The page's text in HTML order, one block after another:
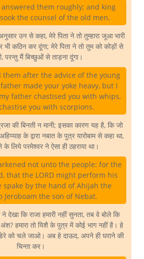
them roughly; and king
the counsel of the old men,
उन से कहा, मेरे पिता ने तो तुम्हारा जूआ भारी
कठिन कर दूंगा; मेरे पिता ने तो तुम को कोड़ों से
परन्तु मैं बिच्छुओं से ताड़ना दूंगा।
them after the advice of the young
made your yoke heavy, but I
father chastised you with whips,
you with scorpions.
की बिनती न मानी; इसका कारण यह है, कि जो
के द्वारा नबात के पुत्र यारोबाम से कहा था,
लिये परमेश्वर ने ऐसा ही ठहराया था।
not unto the people: for the
that the LORD might perform his
spake by the hand of Ahijah the
Jeroboam the son of Nebat.
देखा कि राजा हमारी नहीं सुनता, तब वे बोले कि
हमारा तो यिशै के पुत्र में कोई भाग नहीं है। हे
को चले जाओ। अब हे दाऊद, अपने ही घराने की
चिन्ता कर।